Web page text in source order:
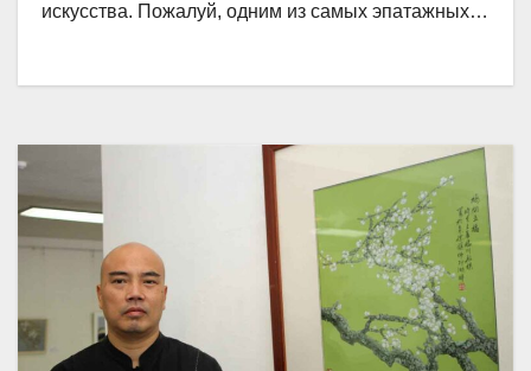
искусства. Пожалуй, одним из самых эпатажных…